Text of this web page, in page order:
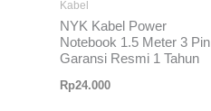
Kabel
NYK Kabel Power
Notebook 1.5 Meter 3 Pin
Garansi Resmi 1 Tahun
Rp24.000